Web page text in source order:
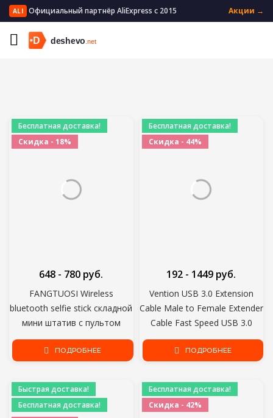
ALI Официальный партнёр AliExpress с 2015 Акции →
Главная Электроника
Бесплатная доставка!
Скидка - 18%
FANGTUOSI Wireless
bluetooth selfie stick складной
мини штатив с пультом
дистанционного управления
затвором fill light для IOS
648 - 780 руб.
ПОДРОБНЕЕ
Бесплатная доставка!
Скидка - 44%
Vention USB 3.0 Extension
Cable Male to Female Extender
Cable Fast Speed USB 3.0
Cable Extended for laptop PC
USB 2.0 Extension
192 - 1449 руб.
ПОДРОБНЕЕ
Быстрая доставка!
Бесплатная доставка!
Бесплатная доставка!
Скидка - 42%